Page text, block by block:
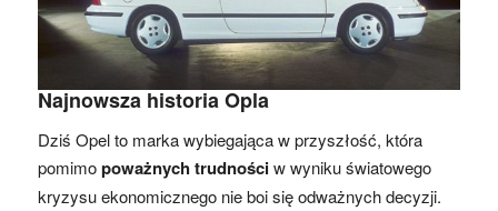
Najnowsza historia Opla
Dziś Opel to marka wybiegająca w przyszłość, która
pomimopoważnych trudnościw wyniku światowego
kryzysu ekonomicznego nie boi się odważnych decyzji.